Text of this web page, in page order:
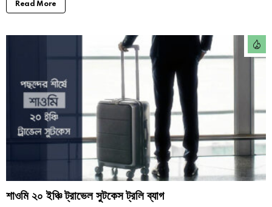
Read More
শাওমি ২০ ইঞ্চি ট্রাভেল সুটকেস ট্রলি ব্যাগ